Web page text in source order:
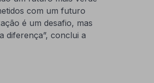
com um futuro
é um desafio, mas
diferença”, conclui a